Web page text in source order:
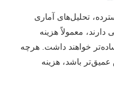
تحلیل‌های آماری
معمولاً هزینه
خواهند داشت. هرچه
باشد، هزینه